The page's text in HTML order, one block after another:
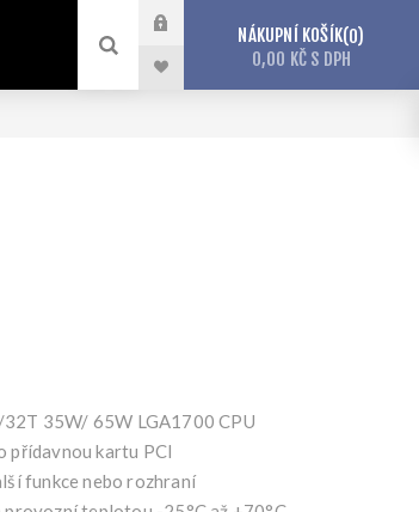
NÁKUPNÍ KOŠÍK 0
0,00 KČ S DPH
35W/ 65W LGA1700 CPU
přídavnou kartu PCI
funkce nebo rozhraní